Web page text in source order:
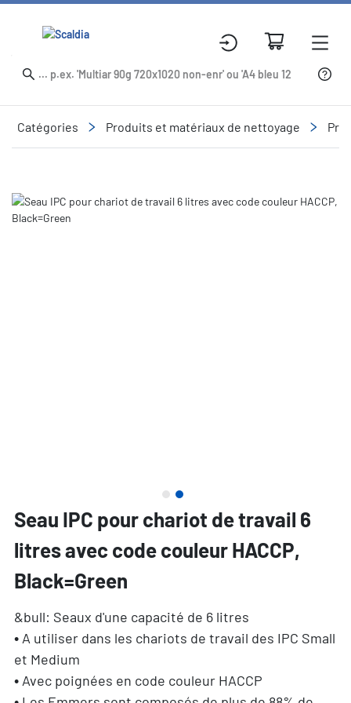
Catégories Produits et matériaux de nettoyage
Slide 2 of 2
Seau IPC pour chariot de travail 6
litres avec code couleur HACCP,
Black=Green
&bull: Seaux d'une capacité de 6 litres
• A utiliser dans les chariots de travail des IPC Small
et Medium
• Avec poignées en code couleur HACCP